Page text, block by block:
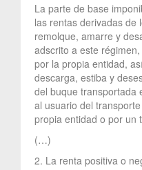
La parte de base
las rentas derivadas de
remolque, amarre y
adscrito a este
por la propia entidad,
descarga, estiba y
del buque transportada
al usuario del
propia entidad o por un
(…)
2. La renta positiva o